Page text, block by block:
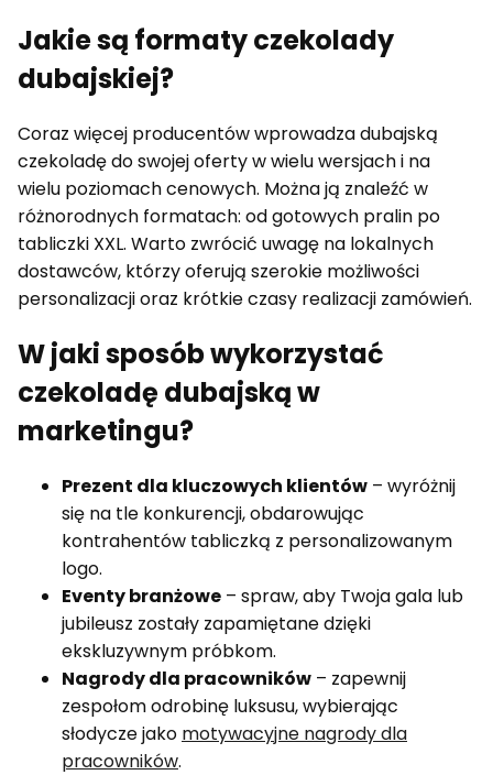
Jakie są formaty czekolady
dubajskiej?
Coraz więcej producentów wprowadza dubajską
czekoladę do swojej oferty w wielu wersjach i na
wielu poziomach cenowych. Można ją znaleźć w
różnorodnych formatach: od gotowych pralin po
tabliczki XXL. Warto zwrócić uwagę na lokalnych
dostawców, którzy oferują szerokie możliwości
personalizacji oraz krótkie czasy realizacji zamówień.
W jaki sposób wykorzystać
czekoladę dubajską w
marketingu?
Prezent dla kluczowych klientów – wyróżnij
się na tle konkurencji, obdarowując
kontrahentów tabliczką z personalizowanym
logo.
Eventy branżowe – spraw, aby Twoja gala lub
jubileusz zostały zapamiętane dzięki
ekskluzywnym próbkom.
Nagrody dla pracowników – zapewnij
zespołom odrobinę luksusu, wybierając
słodycze jako motywacyjne nagrody dla
pracowników.